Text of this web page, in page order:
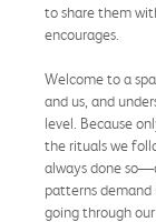
to share them
encourages.
Welcome to a
and us, and
level. Because
the rituals we
always done
patterns
going through